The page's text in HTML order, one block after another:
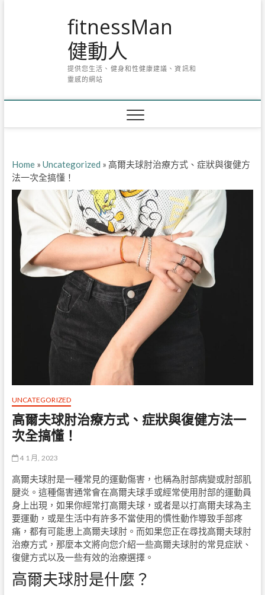
fitnessMan
健動人
提供您生活、健身和性健康建議、資訊和
靈感的網站
Home» Uncategorized » 高爾夫球肘治療方式、症狀與復健方
法一次全搞懂！
UNCATEGORIZED
高爾夫球肘治療方式、症狀與復健方法一
次全搞懂！
4 1 月, 2023
高爾夫球肘是一種常見的運動傷害，也稱為肘部病變或肘部肌
腱炎。這種傷害通常會在高爾夫球手或經常使用肘部的運動員
身上出現，如果你經常打高爾夫球，或者是以打高爾夫球為主
要運動，或是生活中有許多不當使用的慣性動作導致手部疼
痛，都有可能患上高爾夫球肘。而如果您正在尋找高爾夫球肘
治療方式，那麼本文將向您介紹一些高爾夫球肘的常見症狀、
復健方式以及一些有效的治療選擇。
高爾夫球肘是什麼？